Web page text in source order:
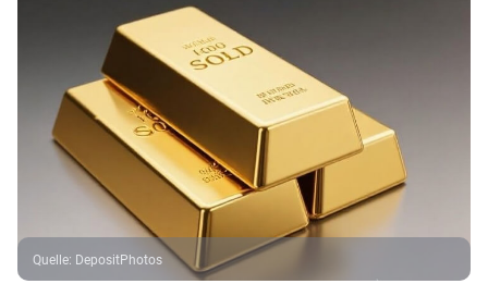
Quelle: DepositPhotos